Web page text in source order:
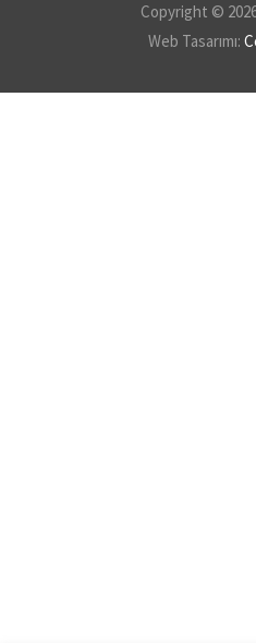
Copyright ©
Web Tasarımı: